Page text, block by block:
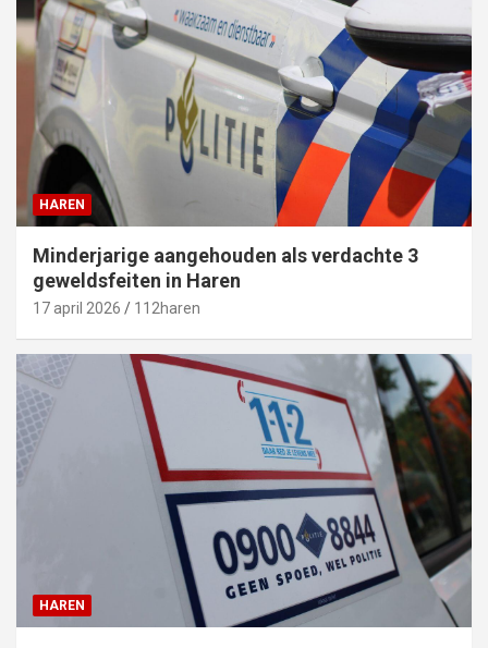
HAREN
Minderjarige aangehouden als verdachte 3
geweldsfeiten in Haren
17 april 2026 112haren
HAREN